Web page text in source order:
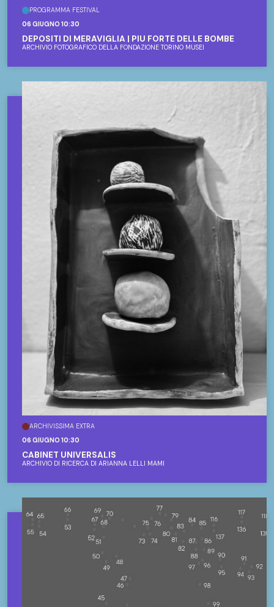
PROGRAMMA FESTIVAL
06 GIUGNO 10:30
DEPOSITI DI MERAVIGLIA | PIÙ FORTE DELLE BOMBE
ARCHIVIO FOTOGRAFICO DELLA FONDAZIONE TORINO MUSEI
ARCHIVISSIMA EXTRA
06 GIUGNO 10:30
CABINET UNIVERSALIS
ARCHIVIO DI RICERCA DI ARIANNA LELLI MAMI